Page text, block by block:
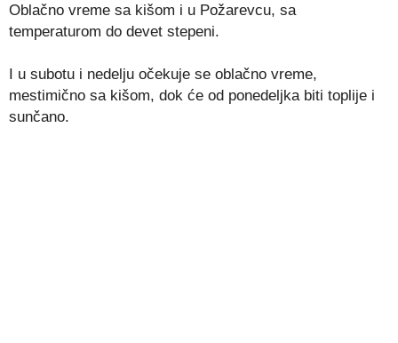
Oblačno vreme sa kišom i u Požarevcu, sa
temperaturom do devet stepeni.
I u subotu i nedelju očekuje se oblačno vreme,
mestimično sa kišom, dok će od ponedeljka biti toplije i
sunčano.